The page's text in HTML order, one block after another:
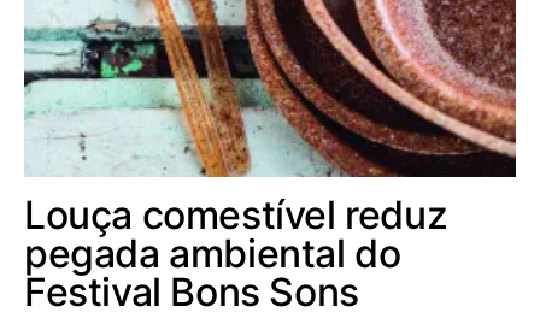
Louça comestível reduz
pegada ambiental do
Festival Bons Sons